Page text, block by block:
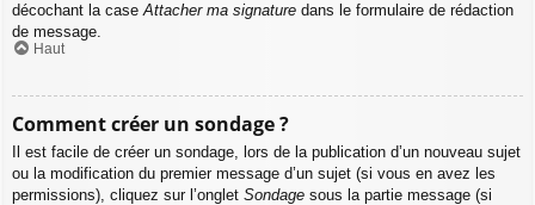
décochant la caseAttacher ma signature dans le formulaire de rédaction
de message.
Haut
Comment créer un sondage ?
Il est facile de créer un sondage, lors de la publication d’un nouveau sujet
ou la modification du premier message d’un sujet (si vous en avez les
permissions), cliquez sur l’onglet Sondage sous la partie message (si